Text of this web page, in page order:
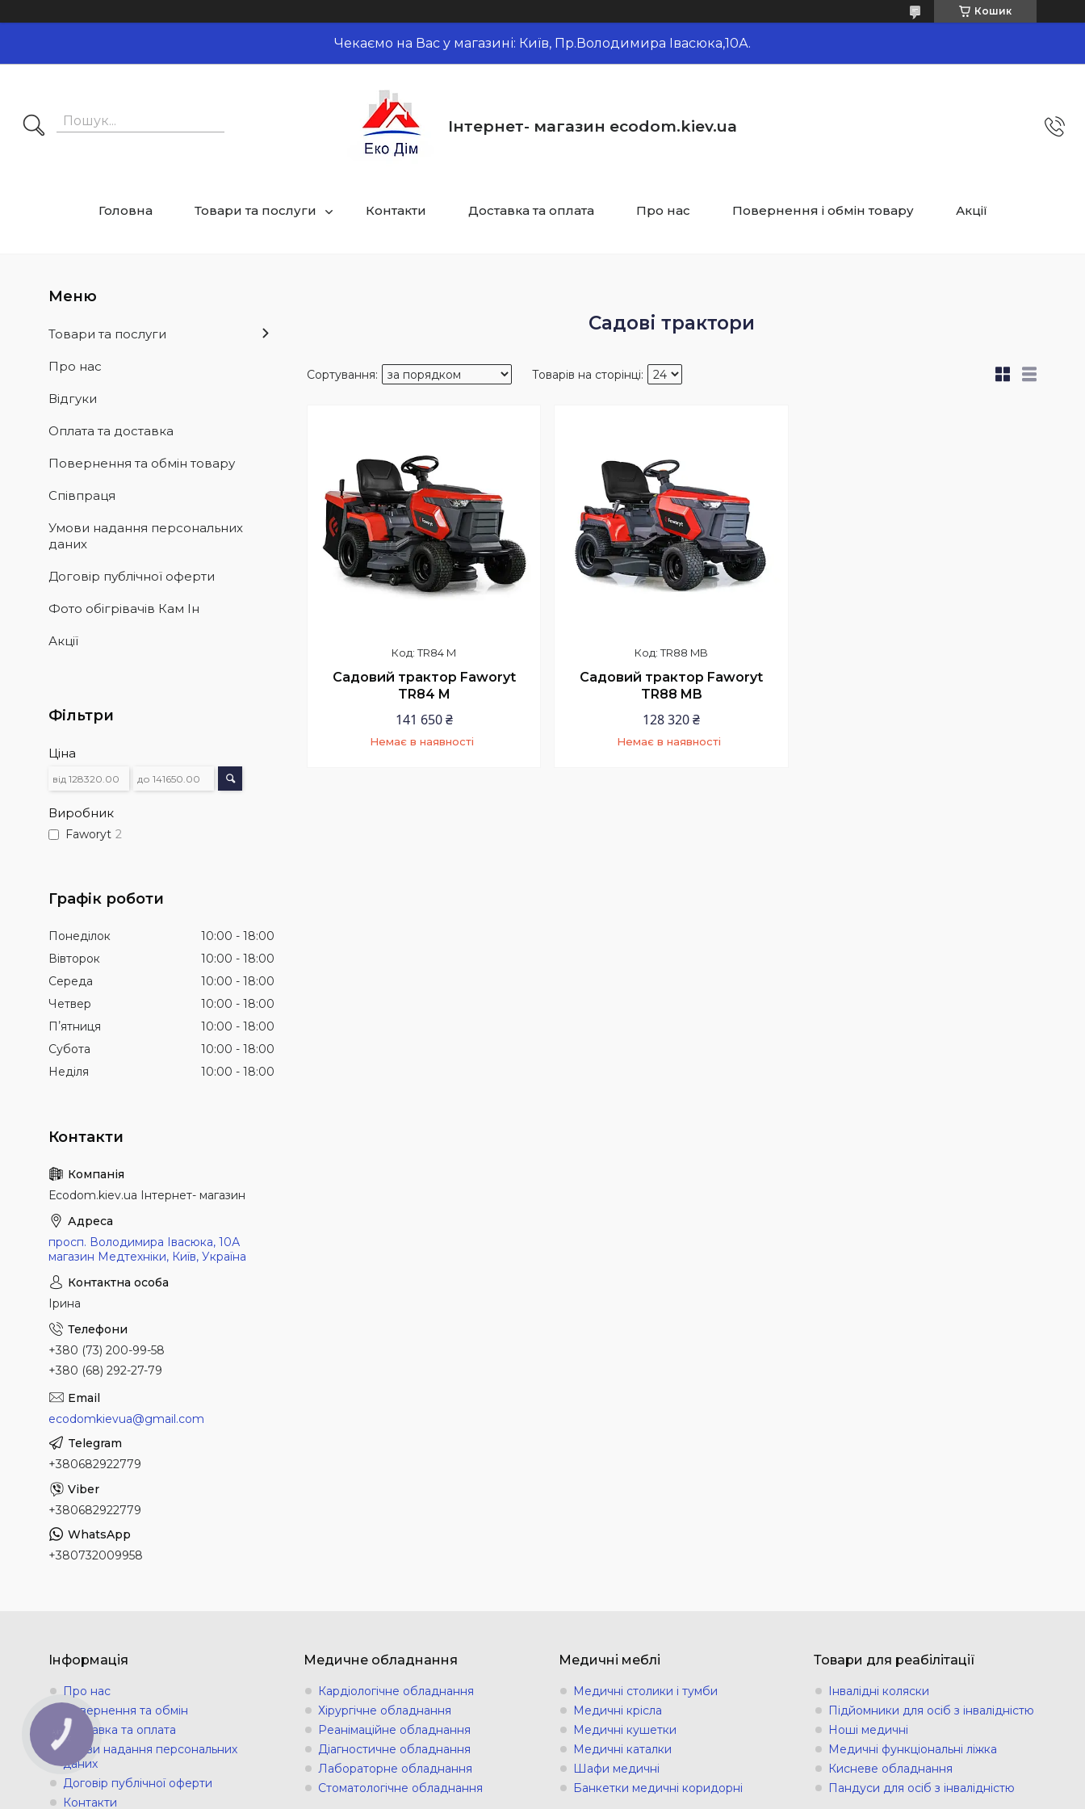
Кошик
Чекаємо на Вас у магазині: Київ, Пр.Володимира Івасюка,10А.
Інтернет- магазин ecodom.kiev.ua
Головна Товари та послуги Контакти Доставка та оплата Про нас Повернення і обмін товару Акції
Садові трактори
TR84 M
Садовий трактор Faworyt
TR84 M
141 650 ₴
Немає в наявності
TR88 MB
Садовий трактор Faworyt
TR88 MB
128 320 ₴
Немає в наявності
Товари та послуги
Про нас
Відгуки
Оплата та доставка
Повернення та обмін товару
Співпраця
Умови надання персональних
даних
Договір публічної оферти
Фото обігрівачів Кам Ін
Акції
Фільтри
Ціна
Виробник
Faworyt 2
Графік роботи
Понеділок 10:00
18:00
Вівторок
10:00
18:00
Середа
10:00
18:00
Четвер
10:00
18:00
Пʼятниця
10:00
18:00
Субота
10:00
18:00
Неділя
10:00 18:00
Еcodom.kiev.ua Інтернет- магазин
просп. Володимира Івасюка, 10А
магазин Медтехніки, Київ, Україна
Ірина
+380 (73) 200-99-58
+380 (68) 292-27-79
ecodomkievua@gmail.com
+380682922779
+380682922779
+380732009958
Інформація
Про нас
Повернення та обмін
Доставка та оплата
Умови надання персональних
даних
Договір публічної оферти
Контакти
Медичне обладнання
Кардіологічне обладнання
Хірургічне обладнання
Реанімаційне обладнання
Діагностичне обладнання
Лабораторне обладнання
Стоматологічне обладнання
Медичні меблі
Медичні столики і тумби
Медичні крісла
Медичні кушетки
Медичні каталки
Шафи медичні
Банкетки медичні коридорні
Товари для реабілітації
Інвалідні коляски
Підйомники для осіб з інвалідністю
Ноші медичні
Медичні функціональні ліжка
Кисневе обладнання
Пандуси для осіб з інвалідністю
КНОПКА
ЗВ'ЯЗКУ